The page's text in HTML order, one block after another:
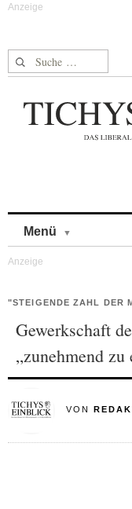
Suche nach:
Menü
"STEIGENDE ZAHL DER
Gewerkschaft
„zunehmend
VON